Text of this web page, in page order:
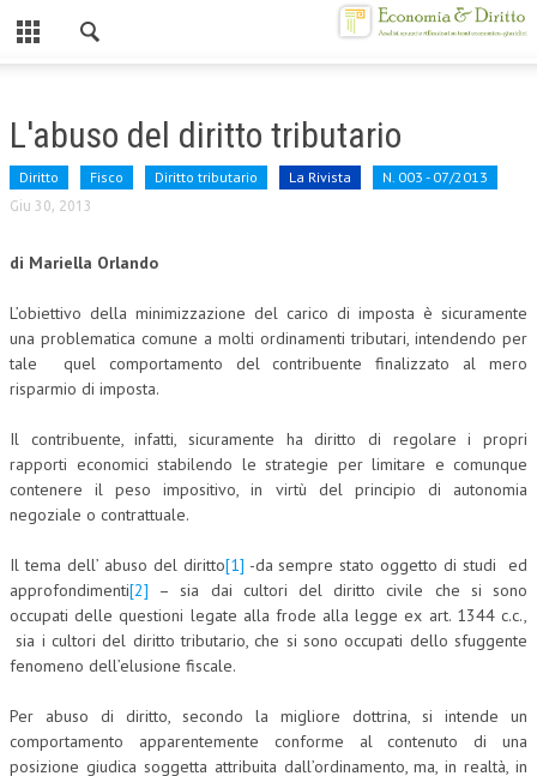
CHI SIAMO
MISSION
ATTO COSTITUTIVO E STATUTO
ORGANIZZAZIONE
OBIETTIVI
DIREZIONE SCIENTIFICA
CORSI CE.S.E.D.
ARCHIVIO CORSI 2015
DIVENTA SOCIO
LA RIVISTA
L'abuso del diritto tributario
Diritto Fisco Diritto tributario La Rivista N. 003 - 07/2013
Giu 30, 2013
di Mariella Orlando
L’obiettivo della minimizzazione del carico di imposta è sicuramente
una problematica comune a molti ordinamenti tributari, intendendo per
tale quel comportamento del contribuente finalizzato al mero
risparmio di imposta.
Il contribuente, infatti, sicuramente ha diritto di regolare i propri
rapporti economici stabilendo le strategie per limitare e comunque
contenere il peso impositivo, in virtù del principio di autonomia
negoziale o contrattuale.
Il tema dell’ abuso del diritto[1] -da sempre stato oggetto di studi ed
approfondimenti[2] – sia dai cultori del diritto civile che si sono
occupati delle questioni legate alla frode alla legge ex art. 1344 c.c.,
sia i cultori del diritto tributario, che si sono occupati dello sfuggente
fenomeno dell’elusione fiscale.
Per abuso di diritto, secondo la migliore dottrina, si intende un
comportamento apparentemente conforme al contenuto di una
posizione giudica soggetta attribuita dall’ordinamento, ma, in realtà, in